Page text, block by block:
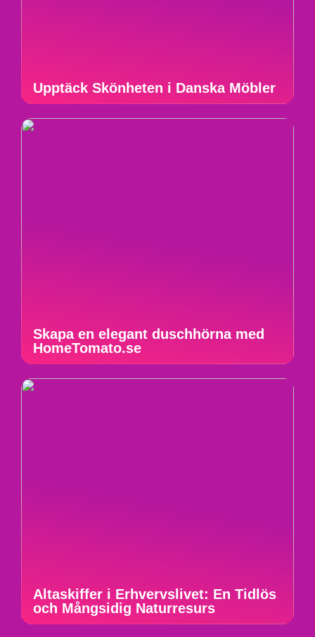
Upptäck Skönheten i Danska Möbler
Skapa en elegant duschhörna med
HomeTomato.se
Altaskiffer i Erhvervslivet: En Tidlös
och Mångsidig Naturresurs